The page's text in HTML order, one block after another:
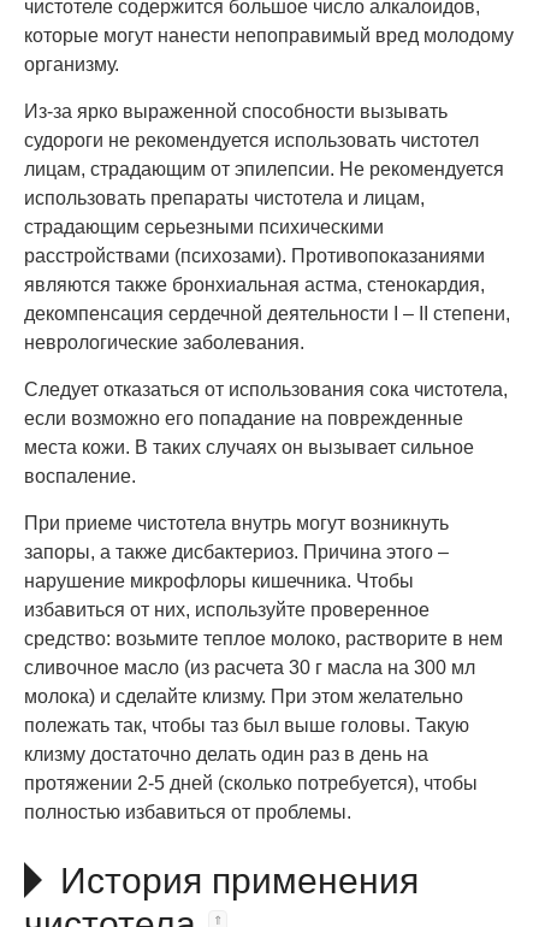
чистотеле содержится большое число алкалоидов,
которые могут нанести непоправимый вред молодому
организму.
Из-за ярко выраженной способности вызывать
судороги не рекомендуется использовать чистотел
лицам, страдающим от эпилепсии. Не рекомендуется
использовать препараты чистотела и лицам,
страдающим серьезными психическими
расстройствами (психозами). Противопоказаниями
являются также бронхиальная астма, стенокардия,
декомпенсация сердечной деятельности I – II степени,
неврологические заболевания.
Следует отказаться от использования сока чистотела,
если возможно его попадание на поврежденные
места кожи. В таких случаях он вызывает сильное
воспаление.
При приеме чистотела внутрь могут возникнуть
запоры, а также дисбактериоз. Причина этого –
нарушение микрофлоры кишечника. Чтобы
избавиться от них, используйте проверенное
средство: возьмите теплое молоко, растворите в нем
сливочное масло (из расчета 30 г масла на 300 мл
молока) и сделайте клизму. При этом желательно
полежать так, чтобы таз был выше головы. Такую
клизму достаточно делать один раз в день на
протяжении 2-5 дней (сколько потребуется), чтобы
полностью избавиться от проблемы.
История применения